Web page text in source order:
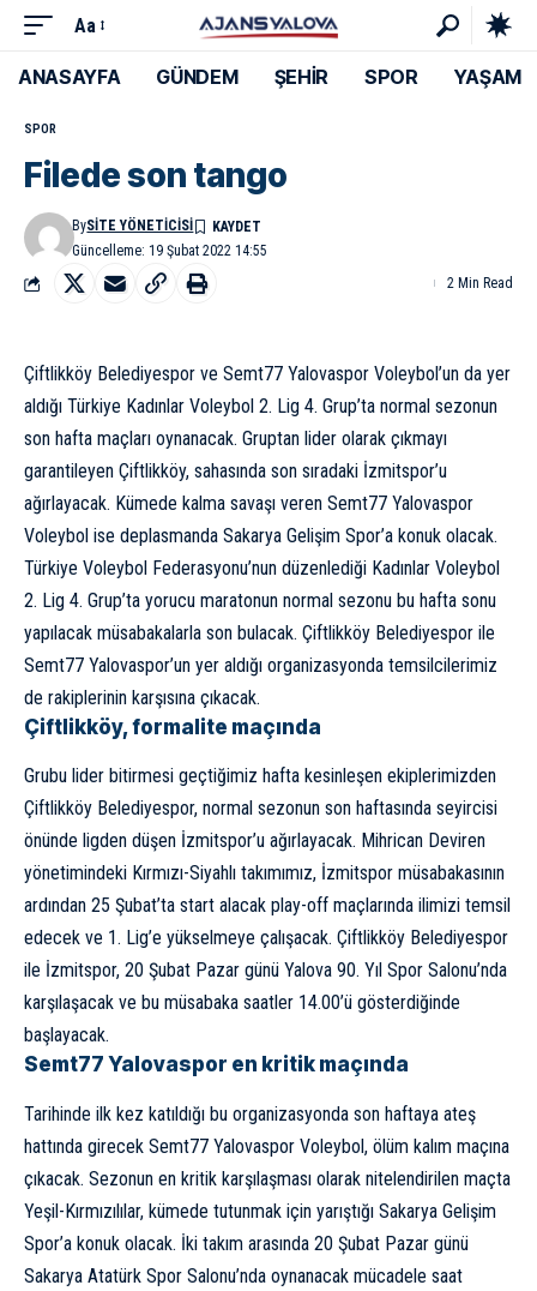
Aa
ANASAYFA GÜNDEM ŞEHİR SPOR YAŞAM
SPOR
Filede son tango
Güncelleme: 19 Şubat 2022 14:55
BySITE YÖNETICISI
2 Min Read
Çiftlikköy Belediyespor ve Semt77 Yalovaspor Voleybol’un da yer
aldığı Türkiye Kadınlar Voleybol 2. Lig 4. Grup’ta normal sezonun
son hafta maçları oynanacak. Gruptan lider olarak çıkmayı
garantileyen Çiftlikköy, sahasında son sıradaki İzmitspor’u
ağırlayacak. Kümede kalma savaşı veren Semt77 Yalovaspor
Voleybol ise deplasmanda Sakarya Gelişim Spor’a konuk olacak.
Türkiye Voleybol Federasyonu’nun düzenlediği Kadınlar Voleybol
2. Lig 4. Grup’ta yorucu maratonun normal sezonu bu hafta sonu
yapılacak müsabakalarla son bulacak. Çiftlikköy Belediyespor ile
Semt77 Yalovaspor’un yer aldığı organizasyonda temsilcilerimiz
de rakiplerinin karşısına çıkacak.
Çiftlikköy, formalite maçında
Grubu lider bitirmesi geçtiğimiz hafta kesinleşen ekiplerimizden
Çiftlikköy Belediyespor, normal sezonun son haftasında seyircisi
önünde ligden düşen İzmitspor’u ağırlayacak. Mihrican Deviren
yönetimindeki Kırmızı-Siyahlı takımımız, İzmitspor müsabakasının
ardından 25 Şubat’ta start alacak play-off maçlarında ilimizi temsil
edecek ve 1. Lig’e yükselmeye çalışacak. Çiftlikköy Belediyespor
ile İzmitspor, 20 Şubat Pazar günü Yalova 90. Yıl Spor Salonu’nda
karşılaşacak ve bu müsabaka saatler 14.00’ü gösterdiğinde
başlayacak.
Semt77 Yalovaspor en kritik maçında
Tarihinde ilk kez katıldığı bu organizasyonda son haftaya ateş
hattında girecek Semt77 Yalovaspor Voleybol, ölüm kalım maçına
çıkacak. Sezonun en kritik karşılaşması olarak nitelendirilen maçta
Yeşil-Kırmızılılar, kümede tutunmak için yarıştığı Sakarya Gelişim
Spor’a konuk olacak. İki takım arasında 20 Şubat Pazar günü
Sakarya Atatürk Spor Salonu’nda oynanacak mücadele saat